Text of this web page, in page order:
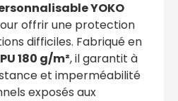
YOKO
offrir une protection
difficiles. Fabriqué en
180 g/m², il garantit à
et imperméabilité
exposés aux